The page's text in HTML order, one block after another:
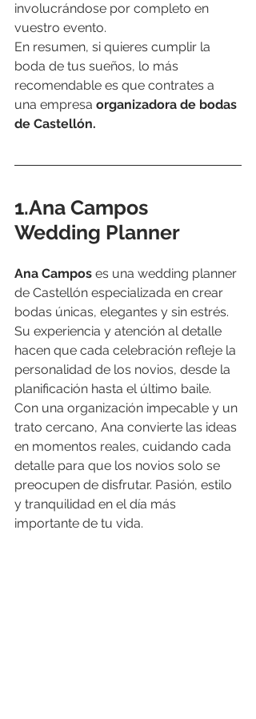
involucrándose por completo en
vuestro evento.
En resumen, si quieres cumplir la
boda de tus sueños, lo más
recomendable es que contrates a
una empresa organizadora de bodas
de Castellón.
1.Ana Campos
Wedding Planner
Ana Campos es una wedding planner
de Castellón especializada en crear
bodas únicas, elegantes y sin estrés.
Su experiencia y atención al detalle
hacen que cada celebración refleje la
personalidad de los novios, desde la
planificación hasta el último baile.
Con una organización impecable y un
trato cercano, Ana convierte las ideas
en momentos reales, cuidando cada
detalle para que los novios solo se
preocupen de disfrutar. Pasión, estilo
y tranquilidad en el día más
importante de tu vida.